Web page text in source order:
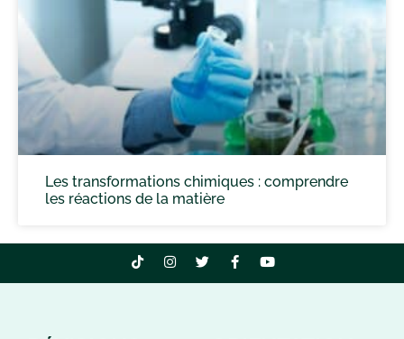
Les transformations chimiques : comprendre
les réactions de la matière